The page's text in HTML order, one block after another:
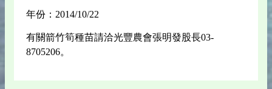
年份：2014/10/22
有關箭竹筍種苗請洽光豐農會張明發股長03-
8705206。